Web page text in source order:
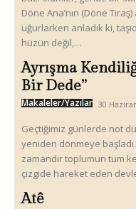
Döne Ana’nın (Döne
uğurlarken anladık ki,
hüzün değil,…
Ayrışma
Bir Dede”
Makaleler/Yazılar 30
Geçtiğimiz günlerde not
yeniden dönmeye
zamandır toplumun tüm
çizgide hareket eden
Atê